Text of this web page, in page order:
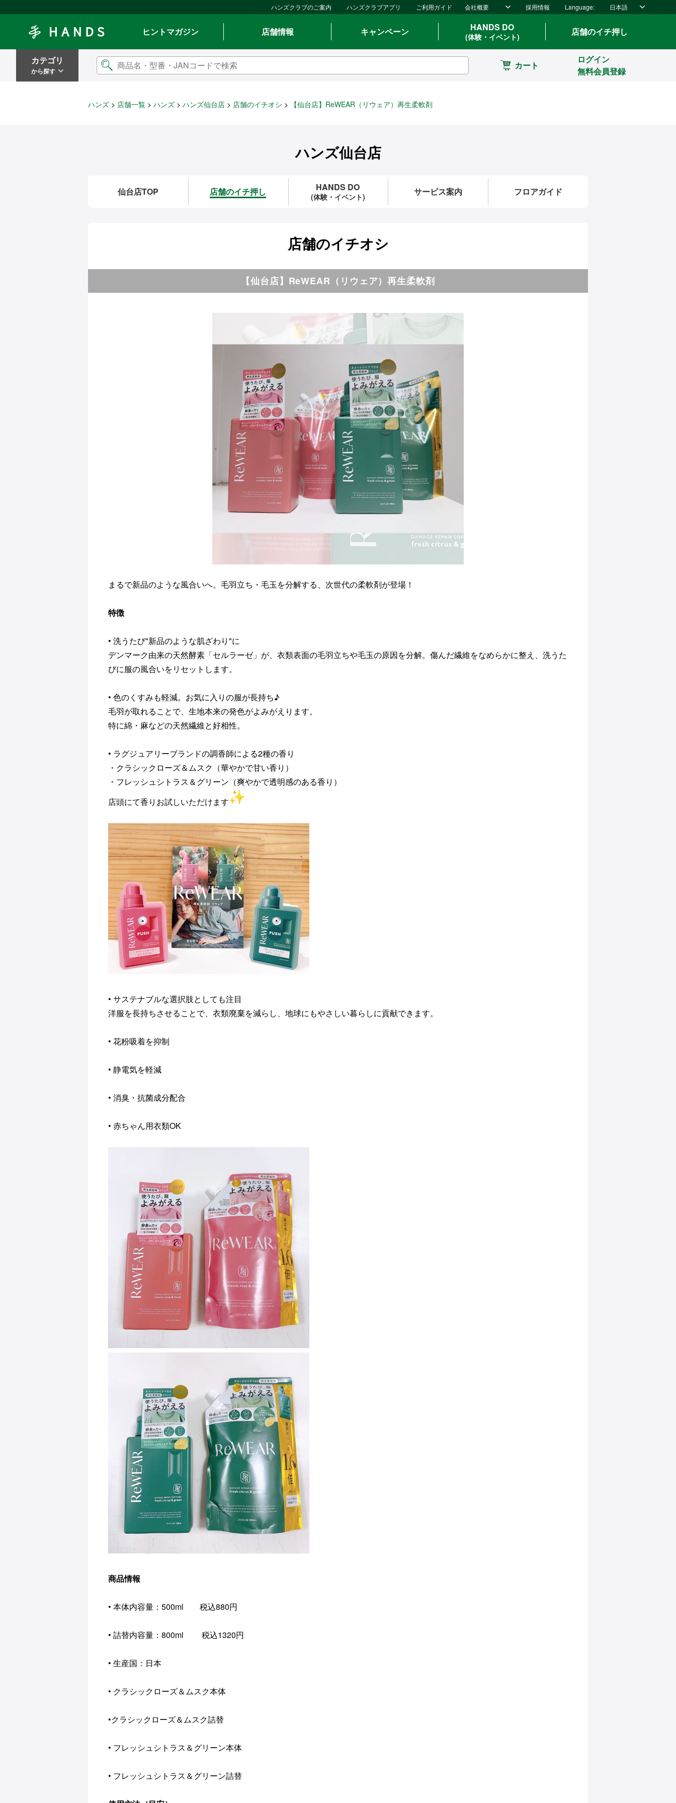
ハンズクラブのご案内 ハンズクラブアプリ ご利用ガイド 会社概要 採用情報 Language: 日本語
ヒントマガジン
店舗情報 キャンペーン HANDS DO
(体験・イベント) 店舗のイチ押し
カテゴリ
から探す カート
ログイン
無料会員登録
ハンズ 店舗一覧 ハンズ ハンズ仙台店 店舗のイチオシ 【仙台店】ReWEAR（リウェア）再生柔軟剤
ハンズ仙台店
仙台店TOP 店舗のイチ押し HANDS DO
(体験・イベント) サービス案内 フロアガイド
店舗のイチオシ
【仙台店】ReWEAR（リウェア）再生柔軟剤
まるで新品のような風合いへ。毛羽立ち・毛玉を分解する、 次世代の柔軟剤が登場！
特徴
• 洗うたび"新品のような肌ざわり"に
デンマーク由来の天然酵素「セルラーゼ」が、 衣類表面の毛羽立ちや毛玉の原因を分解。 傷んだ繊維をなめらかに整え、 洗うた
びに服の風合いをリセットします。
• 色のくすみも軽減。お気に入りの服が長持ち♪
毛羽が取れることで、生地本来の発色がよみがえります。
特に綿・麻などの天然繊維と好相性。
• ラグジュアリーブランドの調香師による2種の香り
・クラシックローズ＆ムスク（華やかで甘い香り）
・フレッシュシトラス＆グリーン（爽やかで透明感のある香り）
店頭にて香りお試しいただけます
• サステナブルな選択肢としても注目
洋服を長持ちさせることで、衣類廃棄を減らし、 地球にもやさしい暮らしに貢献できます。
• 花粉吸着を抑制
• 静電気を軽減
• 消臭・抗菌成分配合
• 赤ちゃん用衣類OK
商品情報
• 本体内容量：500ml 税込880円
• 詰替内容量：800ml 税込1320円
• 生産国：日本
• クラシックローズ＆ムスク本体
•クラシックローズ＆ムスク詰替
• フレッシュシトラス＆グリーン本体
• フレッシュシトラス＆グリーン詰替